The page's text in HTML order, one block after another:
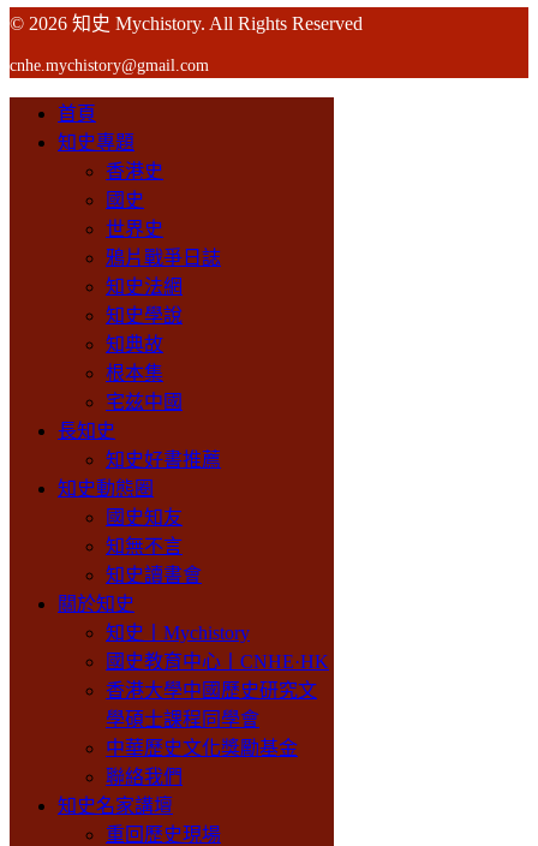
© 2026 知史 Mychistory. All Rights Reserved
cnhe.mychistory@gmail.com
首頁
知史專題
香港史
國史
世界史
鴉片戰爭日誌
知史法網
知史學說
知典故
根本集
宅兹中國
長知史
知史好書推薦
知史動態圈
國史知友
知無不言
知史讀書會
關於知史
知史丨Mychistory
國史教育中心丨CNHE·HK
香港大學中國歷史研究文
學碩士課程同學會
中華歷史文化獎勵基金
聯絡我們
知史名家講壇
重回歷史現場